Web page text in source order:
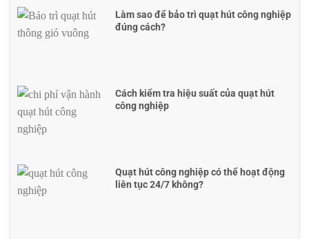
Làm sao để bảo trì quạt hút công nghiệp
đúng cách?
Cách kiểm tra hiệu suất của quạt hút
công nghiệp
Quạt hút công nghiệp có thể hoạt động
liên tục 24/7 không?